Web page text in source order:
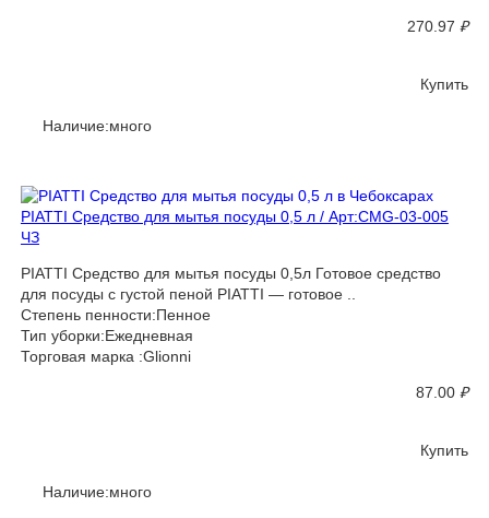
270.97₽
Купить
Наличие:много
PIATTI Средство для мытья посуды 0,5 л / Арт:CMG-03-005
ЧЗ
PIATTI Средство для мытья посуды 0,5л Готовое средство
для посуды с густой пеной PIATTI — готовое ..
Степень пенности:Пенное
Тип уборки:Ежедневная
Торговая марка :Glionni
87.00₽
Купить
Наличие:много